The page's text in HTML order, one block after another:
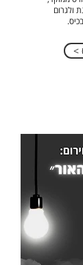
ולגרום